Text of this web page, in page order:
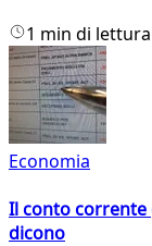
1 min di lettura
Economia
Il conto corrente
dicono